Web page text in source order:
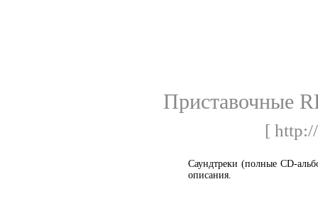
Приставочные
[
Саундтреки (полные CD-
описания.